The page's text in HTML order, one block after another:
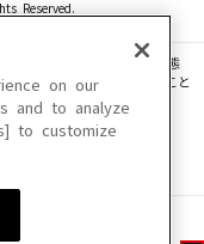
Reserved.
動画・音声等を、手段や形態
転載、ファイル化などすること
場合があります。
合があります。
on our
and to analyze
to customize